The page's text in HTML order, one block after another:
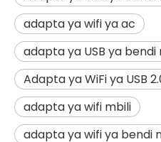
adapta ya wifi ya ac
adapta ya USB ya bendi
Adapta ya WiFi ya USB
adapta ya wifi mbili
adapta ya wifi ya bendi